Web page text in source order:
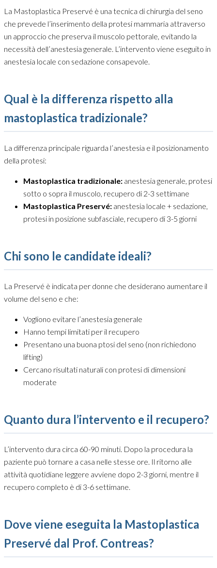
La Mastoplastica Preservé è una tecnica di chirurgia del seno
che prevede l’inserimento della protesi mammaria attraverso
un approccio che preserva il muscolo pettorale, evitando la
necessità dell’anestesia generale. L’intervento viene eseguito in
anestesia locale con sedazione consapevole.
Qual è la differenza rispetto alla
mastoplastica tradizionale?
La differenza principale riguarda l’anestesia e il posizionamento
della protesi:
Mastoplastica tradizionale: anestesia generale, protesi
sotto o sopra il muscolo, recupero di 2-3 settimane
Mastoplastica Preservé: anestesia locale + sedazione,
protesi in posizione subfasciale, recupero di 3-5 giorni
Chi sono le candidate ideali?
La Preservé è indicata per donne che desiderano aumentare il
volume del seno e che:
Vogliono evitare l’anestesia generale
Hanno tempi limitati per il recupero
Presentano una buona ptosi del seno (non richiedono
lifting)
Cercano risultati naturali con protesi di dimensioni
moderate
Quanto dura l’intervento e il recupero?
L’intervento dura circa 60-90 minuti. Dopo la procedura la
paziente può tornare a casa nelle stesse ore. Il ritorno alle
attività quotidiane leggere avviene dopo 2-3 giorni, mentre il
recupero completo è di 3-6 settimane.
Dove viene eseguita la Mastoplastica
Preservé dal Prof. Contreas?